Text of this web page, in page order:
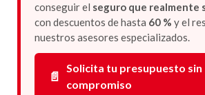
conseguir el seguro que realmente
con descuentos de hasta 60 % y el
nuestros asesores especializados.
📄
Solicita tu presupuesto sin
compromiso